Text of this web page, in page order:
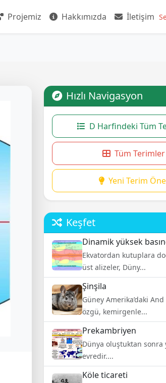
Projemiz Hakkımızda İletişim
Hızlı Navigasyon
D Harfindeki Tüm
Tüm Terimler
Yeni Terim
Keşfet
Dinamik yüksek
Ekvatordan kutuplara
üst alizeler, Düny...
Şinşila
Güney Amerika’daki And
özgü, kemirgenle...
Prekambriyen
Dünya oluştuktan sonra
evredir....
Köle ticareti